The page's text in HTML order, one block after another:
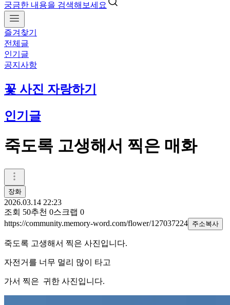
궁금한 내용을 검색해보세요
즐겨찾기
전체글
인기글
공지사항
꽃 사진 자랑하기
인기글
죽도록 고생해서 찍은 매화
장화
2026.03.14 22:23
조회 50추천 0스크랩 0
https://community.memory-word.com/flower/127037224 주소복사
죽도록 고생해서 찍은 사진입니다.
자전거를 너무 멀리 많이 타고
가서 찍은 귀한 사진입니다.